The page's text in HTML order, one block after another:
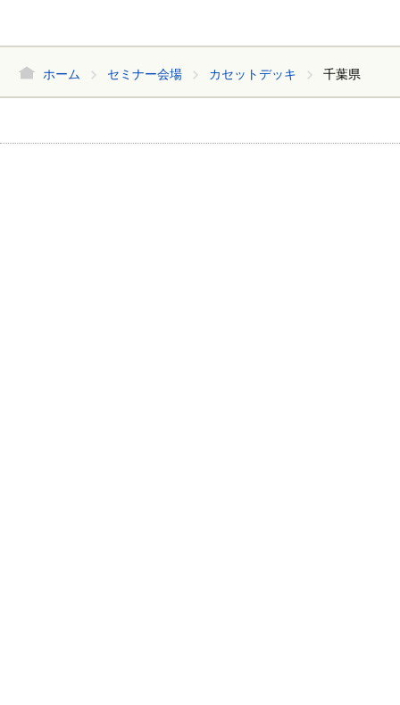
ホーム セミナー会場 カセットデッキ 千葉県